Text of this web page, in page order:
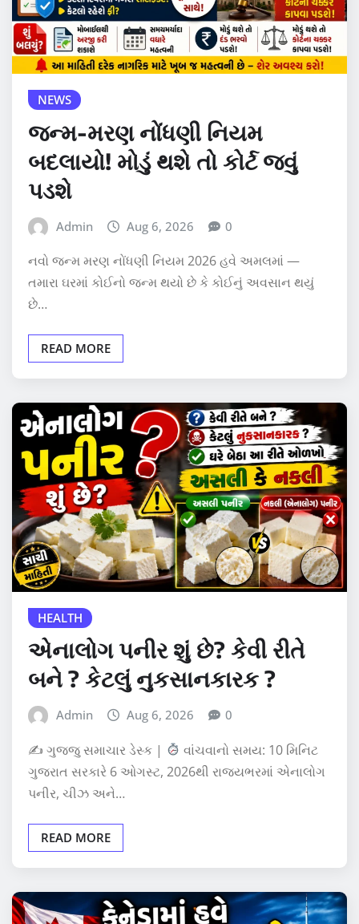
NEWS
જન્મ-મરણ નોંધણી નિયમ
બદલાયો! મોડું થશે તો કોર્ટ જવું
પડશે
Admin Aug 6, 2026 0
નવો જન્મ મરણ નોંધણી નિયમ 2026 હવે અમલમાં —
તમારા ઘરમાં કોઈનો જન્મ થયો છે કે કોઈનું અવસાન થયું
છે…
READ MORE
HEALTH
એનાલોગ પનીર શું છે? કેવી રીતે
બને ? કેટલું નુકસાનકારક ?
Admin Aug 6, 2026 0
✍ ગુજ્જુ સમાચાર ડેસ્ક |
વાંચવાનો સમય: 10 મિનિટ
ગુજરાત સરકારે 6 ઓગસ્ટ, 2026થી રાજ્યભરમાં એનાલોગ
પનીર, ચીઝ અને…
READ MORE